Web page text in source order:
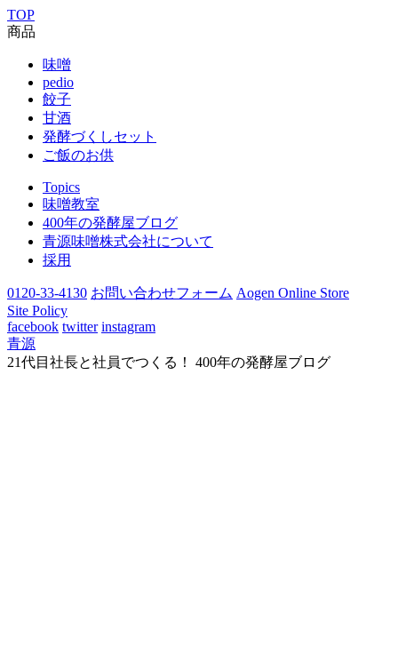
TOP
商品
味噌
pedio
餃子
甘酒
発酵づくしセット
ご飯のお供
Topics
味噌教室
400年の発酵屋ブログ
青源味噌株式会社について
採用
0120-33-4130 お問い合わせフォーム Aogen Online Store
Site Policy
facebook twitter instagram
青源
21代目社長と社員でつくる！ 400年の発酵屋ブログ